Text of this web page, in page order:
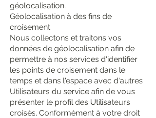
géolocalisation.
Géolocalisation à des fins de
croisement
Nous collectons et traitons vos
données de géolocalisation afin de
permettre à nos services d'identifier
les points de croisement dans le
temps et dans l'espace avec d'autres
Utilisateurs du service afin de vous
présenter le profil des Utilisateurs
croisés. Conformément à votre droit